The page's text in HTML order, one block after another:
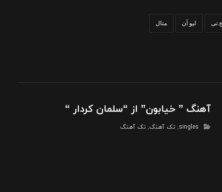
لیو آن متال
آهنگ ” خیابون” از “سلمان کردار “
singles
, تک آهنگ, نک آهنگ